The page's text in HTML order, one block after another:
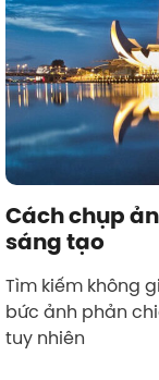
Cách chụp
sáng tạo
Tìm kiếm không
bức ảnh phản
tuy nhiên